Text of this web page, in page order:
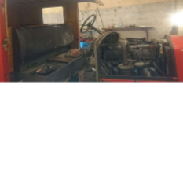
Teilzerlegtes,
restaurierungsbedürftiges
Feuerwehrfahrzeug Maishofen
in Werkstatt bei Wartung